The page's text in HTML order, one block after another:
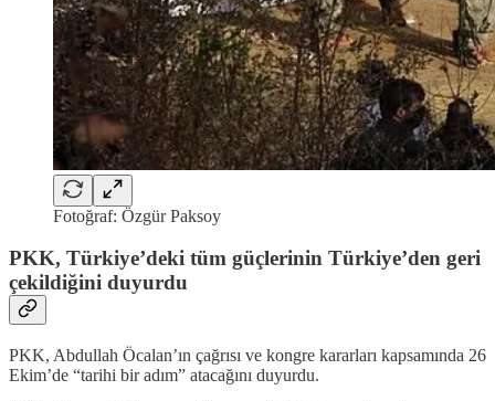
Fotoğraf: Özgür Paksoy
PKK, Türkiye’deki tüm güçlerinin Türkiye’den geri
çekildiğini duyurdu
PKK, Abdullah Öcalan’ın çağrısı ve kongre kararları kapsamında 26
Ekim’de “tarihi bir adım” atacağını duyurdu.